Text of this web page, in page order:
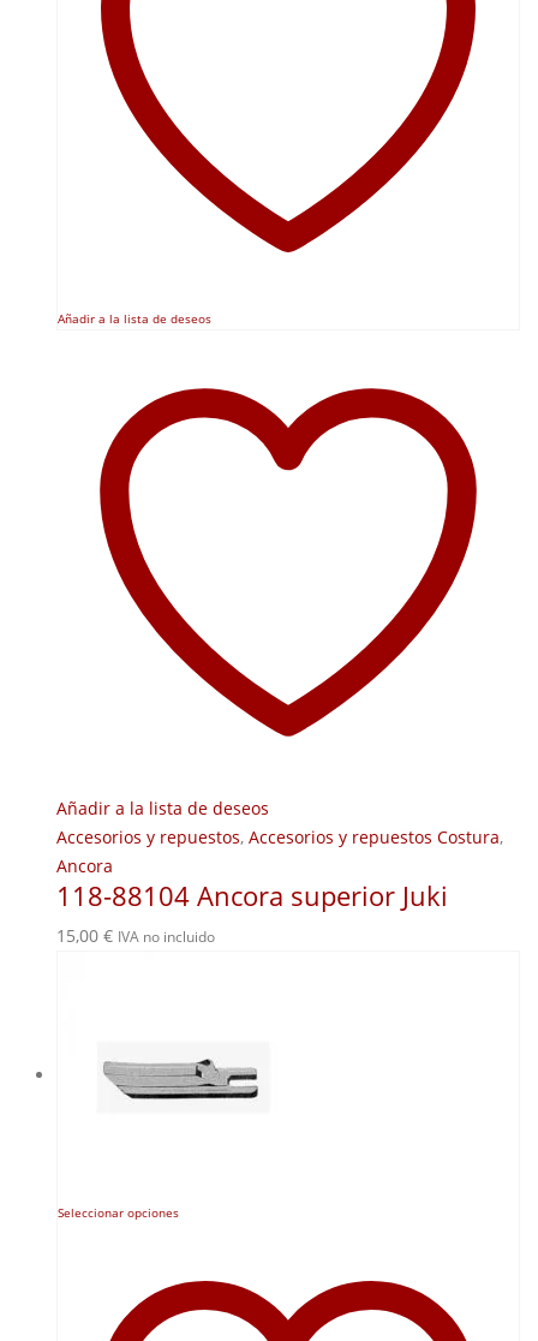
Añadir a la lista de deseos
Añadir a la lista de deseos
Accesorios y repuestos, Accesorios y repuestos Costura,
Ancora
118-88104 Ancora superior Juki
15,00 € IVA no incluido
Seleccionar opcionesEste
variantes.
Las